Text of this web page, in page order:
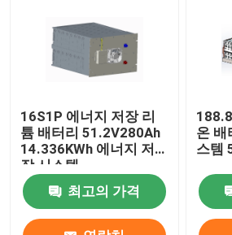
16S1P 에너지 저장 리
튬 배터리 51.2V280Ah
14.336KWh 에너지 저
장 시스템
최고의 가격
온 배
스템